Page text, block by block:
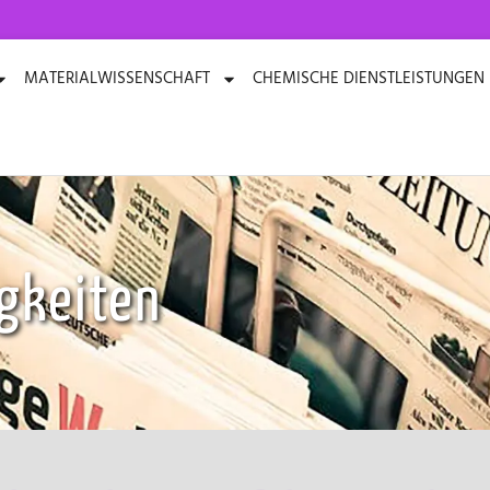
MATERIALWISSENSCHAFT CHEMISCHE DIENSTLEISTUNGEN